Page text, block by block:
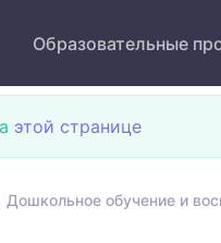
Образовательные
этой странице
Дошкольное обучение и